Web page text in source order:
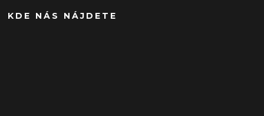
KDE NÁS NÁJDETE